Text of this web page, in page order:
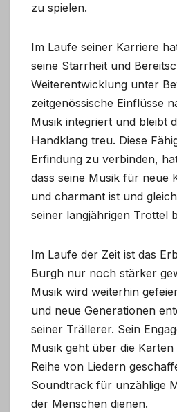
zu spielen.
Im Laufe seiner Karriere
seine Starrheit und
Weiterentwicklung unter
zeitgenössische Einflüsse
Musik integriert und bleibt
Handklang treu. Diese
Erfindung zu verbinden,
dass seine Musik für neue
und charmant ist und
seiner langjährigen Trottel
Im Laufe der Zeit ist das
Burgh nur noch stärker
Musik wird weiterhin
und neue Generationen
seiner Trällerer. Sein
Musik geht über die
Reihe von Liedern
Soundtrack für unzählige
der Menschen dienen.